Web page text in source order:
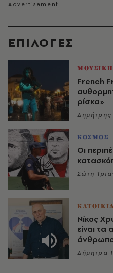
EΠΙΛΟΓΈΣ
ΜΟΥΣΙΚΗ
French
ρίσκα»
ΚΟΣΜΟΣ
Οι
Σώτη
Νίκος
είναι τα
Δήμητρα